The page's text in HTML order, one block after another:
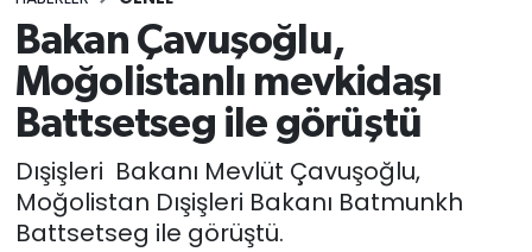
Bakan Çavuşoğlu,
Moğolistanlı mevkidaşı
Battsetseg ile görüştü
Dışişleri Bakanı Mevlüt Çavuşoğlu,
Moğolistan Dışişleri Bakanı Batmunkh
Battsetseg ile görüştü.
SİYASET
MAGAZİN
Son Dakika Haberleri
Haber Arşivi